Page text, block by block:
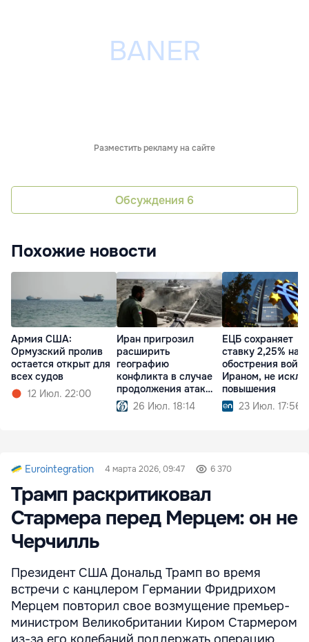
Разместить рекламу на сайте
Обсуждения 6
Похожие новости
Армия США:
Ормузский пролив
остается открыт для
всех судов
12 Июл. 22:00
Иран пригрозил
расширить
географию
конфликта в случае
продолжения атак
США26 Июл. 18:14
ЕЦБ сохраняет
ставку 2,25% на
обострения
Ираном, не
повышения
23 Июл. 17:56
Eurointegration 4 марта 2026, 09:47 6 370
Трамп раскритиковал
Стармера перед Мерцем: он не
Черчилль
Президент США Дональд Трамп во время
встречи с канцлером Германии Фридрихом
Мерцем повторил свое возмущение премьер-
министром Великобритании Киром Стармером